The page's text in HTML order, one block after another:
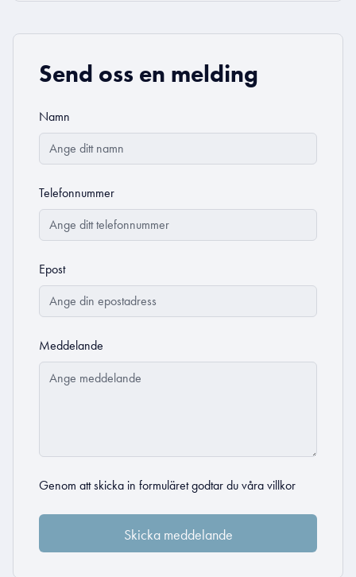
Send oss en melding
Namn
Telefonnummer
Epost
Meddelande
Genom att skicka in formuläret godtar du våra villkor